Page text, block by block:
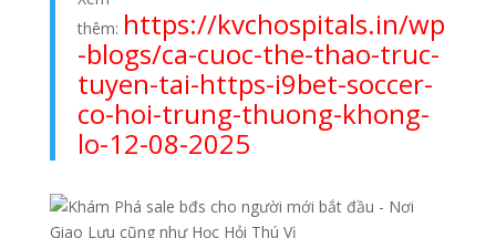
thêm: https://kvchospitals.in/wp
-blogs/ca-cuoc-the-thao-truc-
tuyen-tai-https-i9bet-soccer-
co-hoi-trung-thuong-khong-
lo-12-08-2025